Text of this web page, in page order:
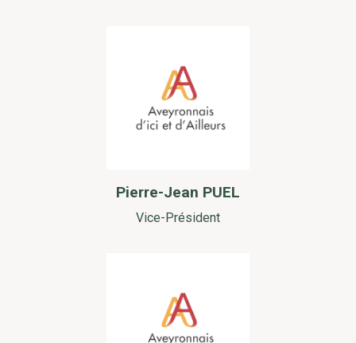
Pierre-Jean PUEL
Vice-Président